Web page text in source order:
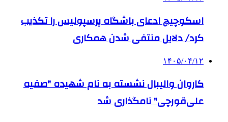
اسکوچیچ ادعای باشگاه پرسپولیس را تکذیب
کرد/ دلایل منتفی شدن همکاری
۱۴۰۵/۰۴/۱۲
کاروان والیبال نشسته به نام شهیده "صفیه
علی‌قورچی" نامگذاری شد